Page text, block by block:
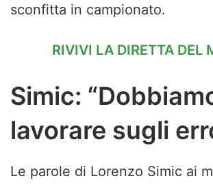
sconfitta in campionato.
RIVIVI LA DIRETTA DEL
Simic:
lavorare sugli
Le parole di Lorenzo Simic ai